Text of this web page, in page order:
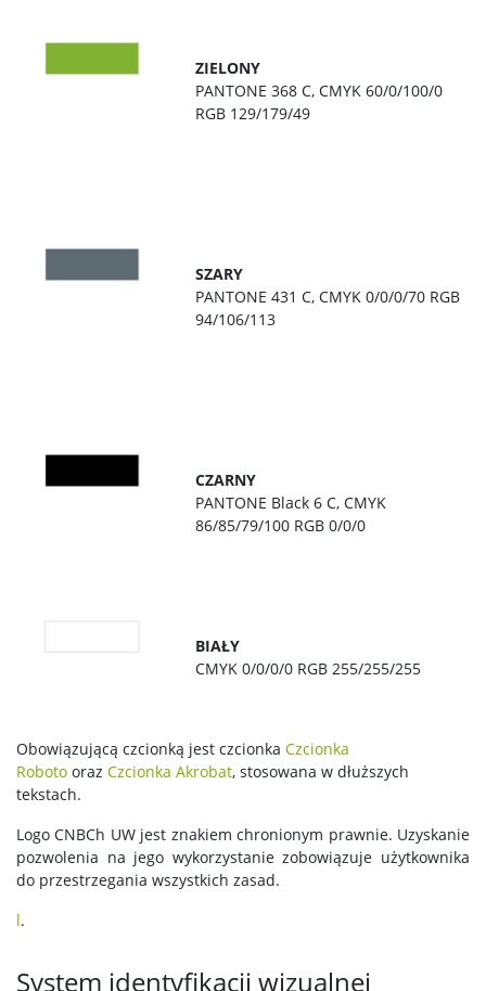
ZIELONY
PANTONE 368 C, CMYK 60/0/100/0
RGB 129/179/49
SZARY
PANTONE 431 C, CMYK 0/0/0/70 RGB
94/106/113
CZARNY
PANTONE Black 6 C, CMYK
86/85/79/100 RGB 0/0/0
BIAŁY
CMYK 0/0/0/0 RGB 255/255/255
Obowiązującą czcionką jest czcionka Czcionka
Roboto oraz Czcionka Akrobat, stosowana w dłuższych
tekstach.
Logo CNBCh UW jest znakiem chronionym prawnie. Uzyskanie
pozwolenia na jego wykorzystanie zobowiązuje użytkownika
do przestrzegania wszystkich zasad.
l.
System identyfikacji wizualnej